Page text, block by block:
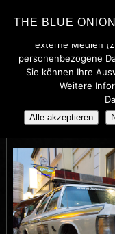
THE BLUE
THE
Wir verwenden
dieser Website
externe Medien
personenbezogene
Sie können Ihre
Weitere
Alle akzeptieren